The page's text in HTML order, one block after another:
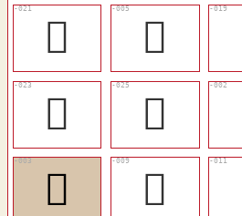
󴚂
󴙹
󴚄
𢱺
󴙸
𢴭